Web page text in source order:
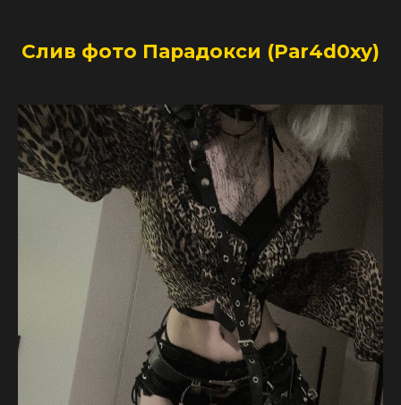
Слив фото Парадокси (Par4d0xy)